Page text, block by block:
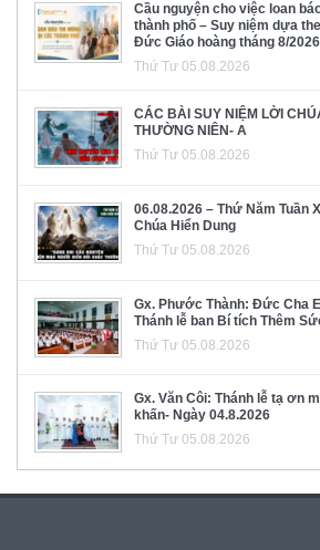
Cầu nguyện cho việc loan
thành phố – Suy niệm dựa
Đức Giáo hoàng tháng 8/2026
Thứ Tư 05.08.2026
CÁC BÀI SUY NIỆM LỜI
THƯỜNG NIÊN- A
Thứ Tư 05.08.2026
06.08.2026 – Thứ Năm Tuần
Chúa Hiển Dung
Thứ Tư 05.08.2026
Gx. Phước Thành: Đức Cha
Thánh lễ ban Bí tích Thêm
Thứ Tư 05.08.2026
Gx. Văn Côi: Thánh lễ tạ ơn
khấn- Ngày 04.8.2026
Thứ Tư 05.08.2026